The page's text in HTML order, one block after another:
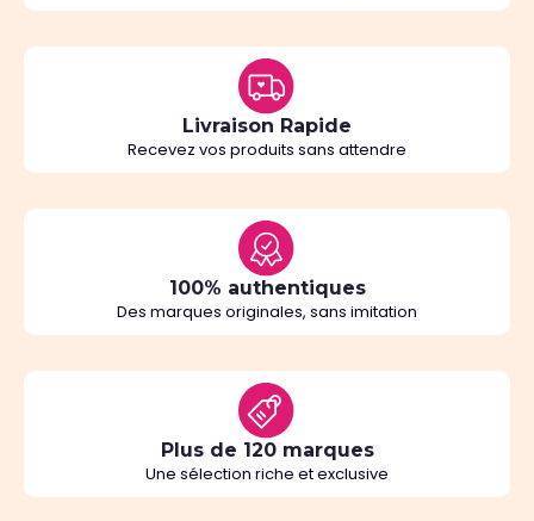
Livraison Rapide
Recevez vos produits sans attendre
100% authentiques
Des marques originales, sans imitation
Plus de 120 marques
Une sélection riche et exclusive